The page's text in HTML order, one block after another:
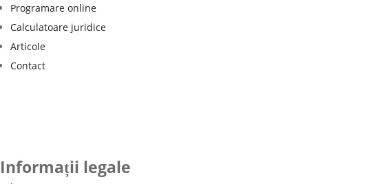
Programare online
Calculatoare juridice
Articole
Contact
Informații legale